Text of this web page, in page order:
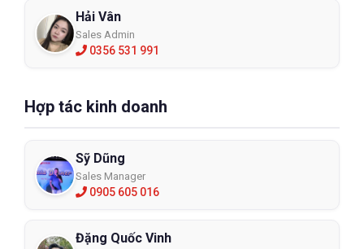
Hải Vân
Sales Admin
0356 531 991
Hợp tác kinh doanh
Sỹ Dũng
Sales Manager
0905 605 016
Đặng Quốc Vinh